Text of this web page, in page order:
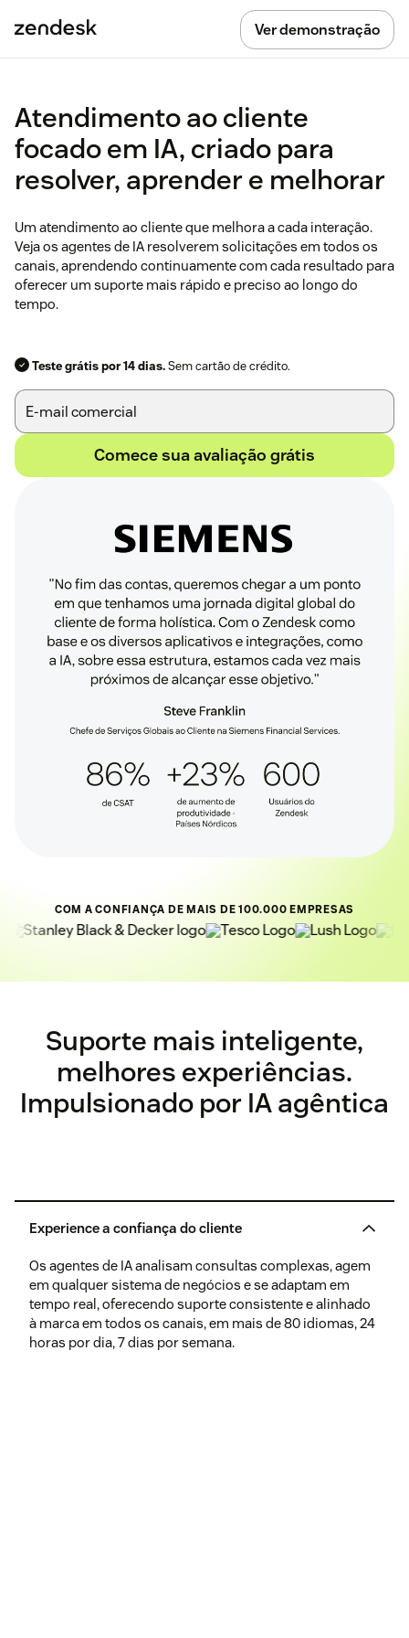
Ver demonstração
Atendimento ao cliente
focado em IA, criado para
resolver, aprender e melhorar
Um atendimento ao cliente que melhora a cada interação.
Veja os agentes de IA resolverem solicitações em todos os
canais, aprendendo continuamente com cada resultado para
oferecer um suporte mais rápido e preciso ao longo do
tempo.
Teste grátis por 14 dias.Sem cartão de crédito.
Comece sua avaliação grátis
COM A CONFIANÇA DE MAIS DE 100.000 EMPRESAS
Suporte mais inteligente,
melhores experiências.
Impulsionado por IA agêntica
Experience a confiança do cliente
Os agentes de IA analisam consultas complexas, agem
em qualquer sistema de negócios e se adaptam em
tempo real, oferecendo suporte consistente e alinhado
à marca em todos os canais, em mais de 80 idiomas, 24
horas por dia, 7 dias por semana.